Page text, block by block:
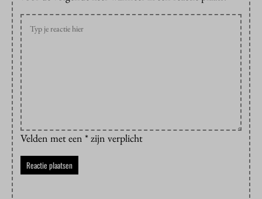
Velden met een * zijn verplicht